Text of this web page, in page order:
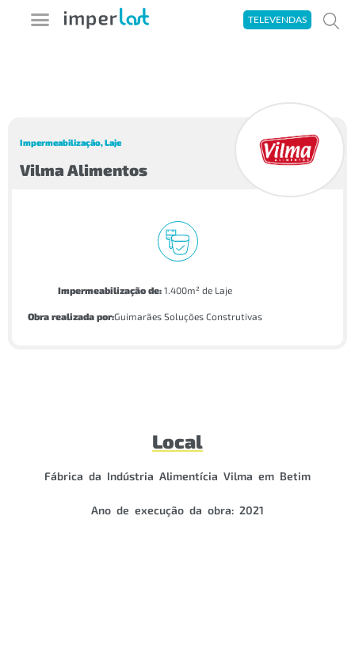
TELEVENDAS
Impermeabilização,Laje
Vilma Alimentos
Impermeabilização de: 1.400m² de Laje
Obra realizada por:Guimarães Soluções Construtivas
Local
Fábrica da Indústria Alimentícia Vilma em Betim
Ano de execução da obra: 2021